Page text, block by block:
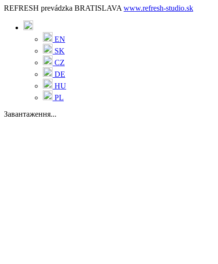
REFRESH prevádzka BRATISLAVA www.refresh-studio.sk
EN
SK
CZ
DE
HU
PL
Завантаження...